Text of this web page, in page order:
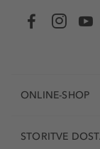
ONLINE-SHOP
STORITVE